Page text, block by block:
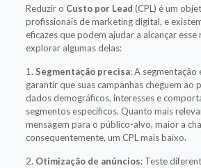
Reduzir o Custo por Lead (CPL) é um
profissionais de marketing digital, e
eficazes que podem ajudar a alcançar
explorar algumas delas:
1. Segmentação precisa: A segmentação
garantir que suas campanhas cheguem ao
dados demográficos, interesses e
segmentos específicos. Quanto mais
mensagem para o público-alvo, maior a
consequentemente, um CPL mais baixo.
2. Otimização de anúncios: Teste